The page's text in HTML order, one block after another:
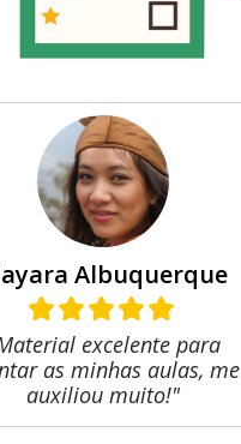
Albuquerque
excelente para
as minhas aulas, me
auxiliou muito!"